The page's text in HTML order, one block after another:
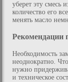
уберет эту смесь
количество его
менять масло
Рекомендации
Необходимость
неоднократно.
нужно
и техническое